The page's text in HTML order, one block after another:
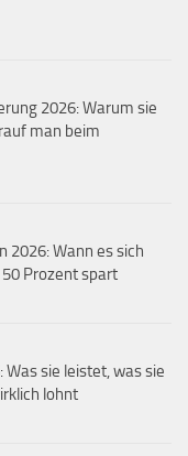
2026: Warum sie
man beim
2026: Wann es sich
Prozent spart
sie leistet, was sie
lohnt